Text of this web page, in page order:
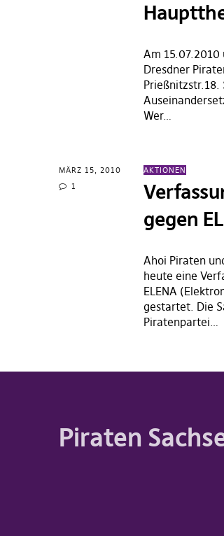
Am
Dresdner
Prießnitzstr.18.
Wer…
MÄRZ 15, 2010
1
AKTIONEN
gegen
Ahoi Piraten
heute eine
ELENA
gestartet. Die
Piratenpartei…
Piraten